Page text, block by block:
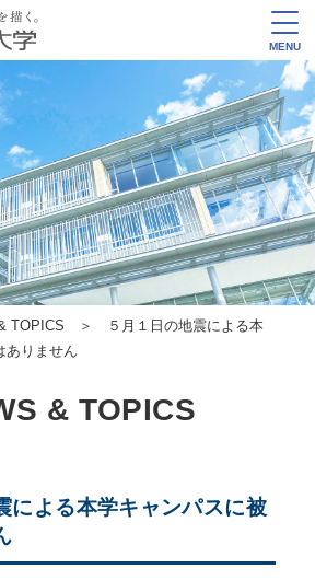
MENU
TOPICS ＞ ５月１日の地震による本
ありません
& TOPICS
による本学キャンパスに被